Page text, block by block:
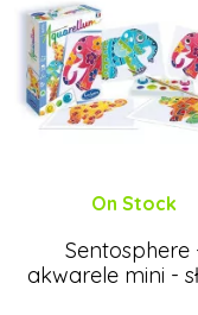
On Stock
Sentosphere
akwarele mini -